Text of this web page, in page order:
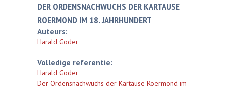
DER ORDENSNACHWUCHS DER KARTAUSE
ROERMOND IM 18. JAHRHUNDERT
Auteurs:
Harald Goder
Volledige referentie:
Harald Goder
Der Ordensnachwuchs der Kartause Roermond im